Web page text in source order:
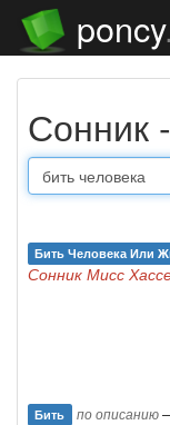
poncy
Бить Человека Или
Сонник Мисс
Бить по описанию